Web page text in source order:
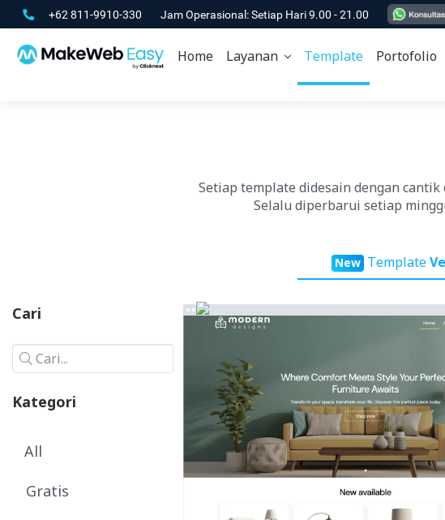
+62 811-9910-330 Jam Operasional: Setiap Hari 9.00 - 21.00
Home Layanan Template Portofolio
Setiap template didesain dengan
Selalu diperbarui setiap
NewTemplate
Cari
Cari...
Kategori
All
Gratis